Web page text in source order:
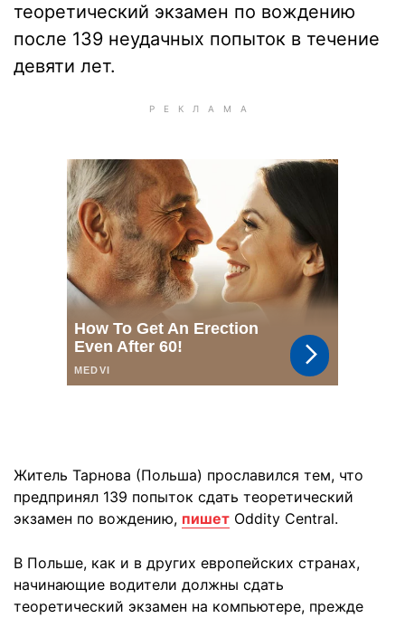
теоретический экзамен по вождению
после 139 неудачных попыток в течение
девяти лет.
Житель Тарнова (Польша) прославился тем, что
предпринял 139 попыток сдать теоретический
экзамен по вождению, пишет Oddity Central.
В Польше, как и в других европейских странах,
начинающие водители должны сдать
теоретический экзамен на компьютере, прежде